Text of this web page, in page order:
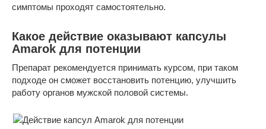
симптомы проходят самостоятельно.
Какое действие оказывают капсулы
Amarok для потенции
Препарат рекомендуется принимать курсом, при таком
подходе он сможет восстановить потенцию, улучшить
работу органов мужской половой системы.